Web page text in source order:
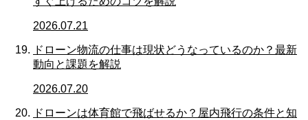
2026.07.21
ドローン物流の仕事は現状どうなっているのか？最新
動向と課題を解説
2026.07.20
ドローンは体育館で飛ばせるか？屋内飛行の条件と知